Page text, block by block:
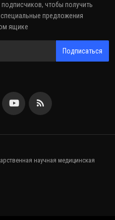
чтобы получить
предложения
ящике
Подписаться
научная медицинская